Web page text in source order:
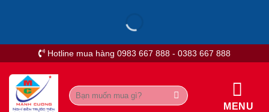
Hotline mua hàng 0983 667 888 - 0383 667 888
Tìm
kiếm:
MENU